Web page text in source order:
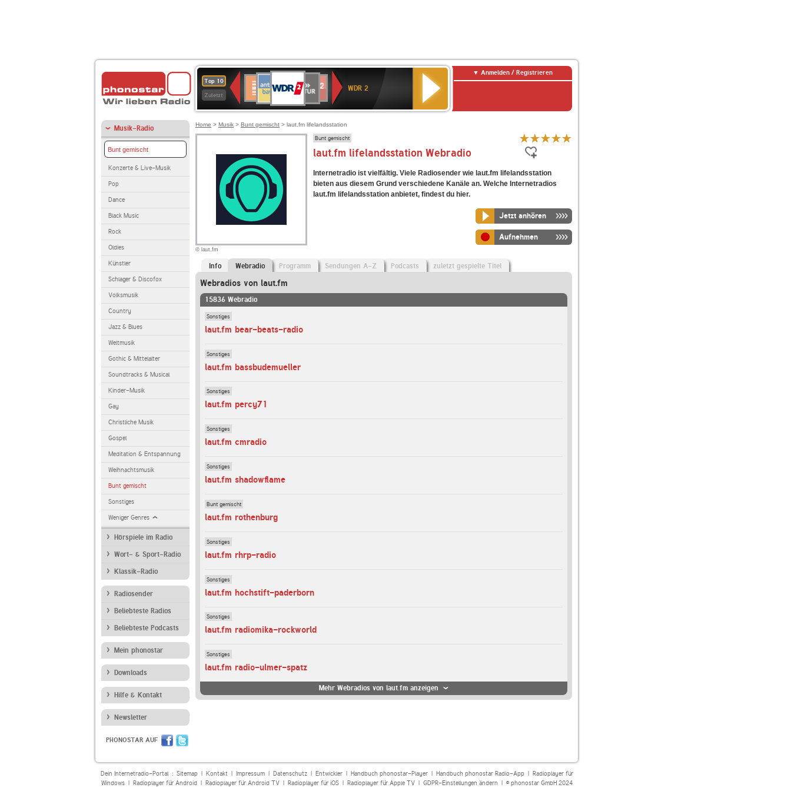
Top 10
Zuletzt
Deutschlandfunk
90er
OLDIE
ANTENNE
4
KLASSIK
Deutschlandfunk
KulturBAYERN
2
Kultur
NDR
2
WDR 2
Anmelden / Registrieren
Musik-Radio
Bunt gemischt
Konzerte & Live-Musik
Pop
Dance
Black Music
Rock
Oldies
Künstler
Schlager & Discofox
Volksmusik
Country
Jazz & Blues
Weltmusik
Gothic & Mittelalter
Soundtracks & Musical
Kinder-Musik
Gay
Christliche Musik
Gospel
Meditation & Entspannung
Weihnachtsmusik
Bunt gemischt
Sonstiges
Weniger Genres
Hörspiele im Radio
Wort- & Sport-Radio
Klassik-Radio
Radiosender
Beliebteste Radios
Beliebteste Podcasts
Mein phonostar
Downloads
Hilfe & Kontakt
Newsletter
PHONOSTAR AUF
Home > Musik > Bunt gemischt > laut.fm lifelandsstation
© laut.fm
Bunt gemischt
laut.fm lifelandsstation Webradio
Internetradio ist vielfältig. Viele Radiosender wie laut.fm lifelandsstation
bieten aus diesem Grund verschiedene Kanäle an. Welche Internetradios
laut.fm lifelandsstation anbietet, findest du hier.
Jetzt anhören
Aufnehmen
Info Webradio Programm Sendungen A-Z Podcasts zuletzt gespielte Titel
Webradios von laut.fm
15836 Webradio
Sonstiges
laut.fm bear-beats-radio
Sonstiges
laut.fm bassbudemueller
Sonstiges
laut.fm percy71
Sonstiges
laut.fm cmradio
Sonstiges
laut.fm shadowflame
Bunt gemischt
laut.fm rothenburg
Sonstiges
laut.fm rhrp-radio
Sonstiges
laut.fm hochstift-paderborn
Sonstiges
laut.fm radiomika-rockworld
Sonstiges
laut.fm radio-ulmer-spatz
Mehr Webradios von laut.fm anzeigen
Dein Internetradio-Portal : Sitemap| Kontakt| Impressum| Datenschutz| Entwickler| Handbuch phonostar-Player| Handbuch phonostar Radio-App| Radioplayer für
Windows| Radioplayer für Android| Radioplayer für Android TV| Radioplayer für iOS| Radioplayer für Apple TV| GDPR-Einstellungen ändern | © phonostar GmbH 2024